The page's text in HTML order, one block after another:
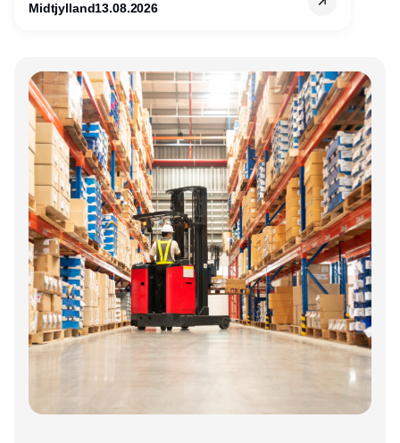
Midtjylland13.08.2026
Annonce